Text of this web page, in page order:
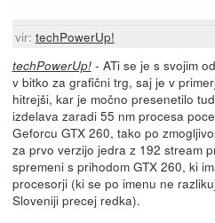
vir: techPowerUp!
techPowerUp!- ATi se je s svojim
v bitko za grafični trg, saj je v
hitrejši, kar je močno presenetilo
izdelava zaradi 55 nm procesa
Geforcu GTX 260, tako po
za prvo verzijo jedra z 192 stream
spremeni s prihodom GTX 260, ki
procesorji (ki se po imenu ne
Sloveniji precej redka).